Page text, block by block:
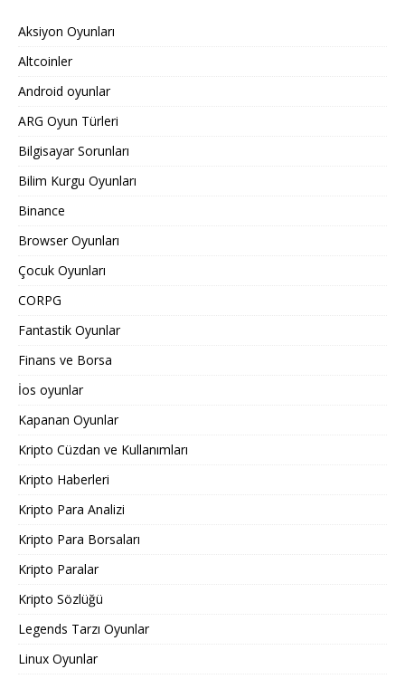
Aksiyon Oyunları
Altcoinler
Android oyunlar
ARG Oyun Türleri
Bilgisayar Sorunları
Bilim Kurgu Oyunları
Binance
Browser Oyunları
Çocuk Oyunları
CORPG
Fantastik Oyunlar
Finans ve Borsa
İos oyunlar
Kapanan Oyunlar
Kripto Cüzdan ve Kullanımları
Kripto Haberleri
Kripto Para Analizi
Kripto Para Borsaları
Kripto Paralar
Kripto Sözlüğü
Legends Tarzı Oyunlar
Linux Oyunlar